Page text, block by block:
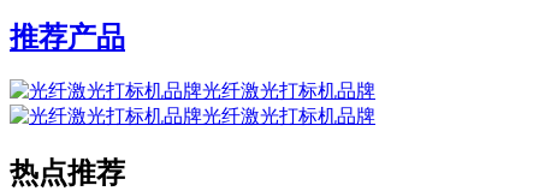
推荐产品
光纤激光打标机品牌
光纤激光打标机品牌
热点推荐